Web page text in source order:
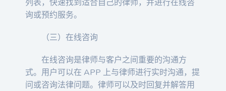
列表，快速找到适合自己的律师，并进行在线咨
询或预约服务。
（三）在线咨询
在线咨询是律师与客户之间重要的沟通方
式。用户可以在 APP 上与律师进行实时沟通，提
问或咨询法律问题。律师可以及时回复并解答用